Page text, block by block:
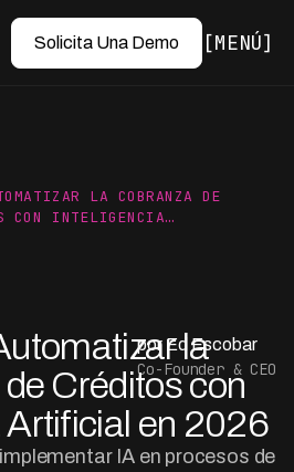
Solicita Una Demo MENÚ
LA COBRANZA DE
CON INTELIGENCIA…
la
Créditos con
Artificial en 2026
IA en procesos de
por Ed Escobar
Co-Founder & CEO